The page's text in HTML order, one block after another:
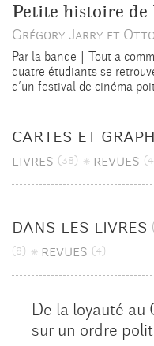
Petite histoire
Grégory Jarry et Otto
Par la bande | Tout a
quatre étudiants se
d’un festival de cinéma
cartes et
livres (38) revues
dans les livres
(8) revues (4)
De la loyauté au
sur un ordre